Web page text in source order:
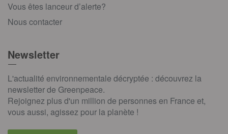
Vous êtes lanceur d’alerte?
Nous contacter
Newsletter
L'actualité environnementale décryptée : découvrez la
newsletter de Greenpeace.
Rejoignez plus d'un million de personnes en France et,
vous aussi, agissez pour la planète !